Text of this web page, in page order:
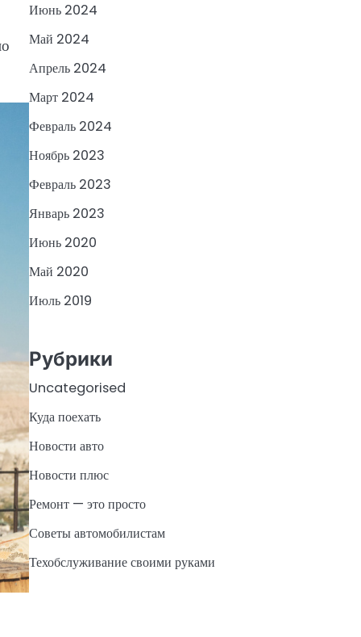
Июнь 2024
Май 2024
Апрель 2024
Март 2024
Февраль 2024
Ноябрь 2023
Февраль 2023
Январь 2023
Июнь 2020
Май 2020
Июль 2019
Рубрики
Uncategorised
Куда поехать
Новости авто
Новости плюс
Ремонт — это просто
Советы автомобилистам
Техобслуживание своими руками